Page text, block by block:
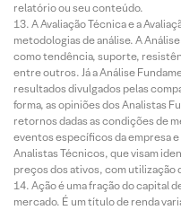
relatório ou seu conteúdo.
A Avaliação Técnica e a
metodologias de análise. A
como tendência, suporte,
entre outros. Já a Análise
resultados divulgados pelas
forma, as opiniões dos Analistas
retornos dadas as condições de
eventos específicos da empresa
Analistas Técnicos, que visam
preços dos ativos, com utilização
Ação é uma fração do capital
mercado. É um título de renda